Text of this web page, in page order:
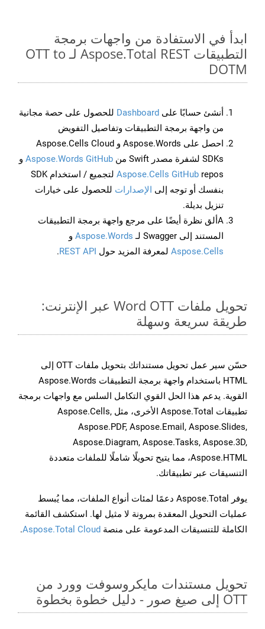
ابدأ في الاستفادة من واجهات برمجة
التطبيقات Aspose.Total REST لـ OTT to
DOTM
أنشئ حسابًا على Dashboard للحصول على حصة مجانية
من واجهة برمجة التطبيقات وتفاصيل التفويض
احصل على Aspose.Words و Aspose.Cells Cloud
SDKs لشفرة مصدر Swift من
Aspose.Words GitHub و
Aspose.Cells GitHub
repos لتجميع / استخدام SDK
بنفسك أو توجه إلى الإصدارات للحصول على خيارات
تنزيل بديلة.
Aألق نظرة أيضًا على مرجع واجهة برمجة التطبيقات
المستند إلى Swagger لـ
Aspose.Words و
Aspose.Cells لمعرفة المزيد حول REST API
.
تحويل ملفات Word OTT عبر الإنترنت:
طريقة سريعة وسهلة
حسّن سير عمل تحويل مستنداتك بتحويل ملفات OTT إلى
HTML باستخدام واجهة برمجة التطبيقات Aspose.Words
القوية. يدعم هذا الحل القوي التكامل السلس مع واجهات برمجة
تطبيقات Aspose.Total الأخرى، مثل Aspose.Cells,
Aspose.PDF, Aspose.Email, Aspose.Slides,
Aspose.Diagram, Aspose.Tasks, Aspose.3D,
Aspose.HTML، مما يتيح تحويلًا شاملًا للملفات متعددة
التنسيقات عبر تطبيقاتك.
يوفر Aspose.Total دعمًا لمئات أنواع الملفات، مما يُبسط
عمليات التحويل المعقدة بمرونة لا مثيل لها. استكشف القائمة
الكاملة للتنسيقات المدعومة على منصة Aspose.Total Cloud
.
تحويل مستندات مايكروسوفت وورد من
OTT إلى صيغ صور - دليل خطوة بخطوة